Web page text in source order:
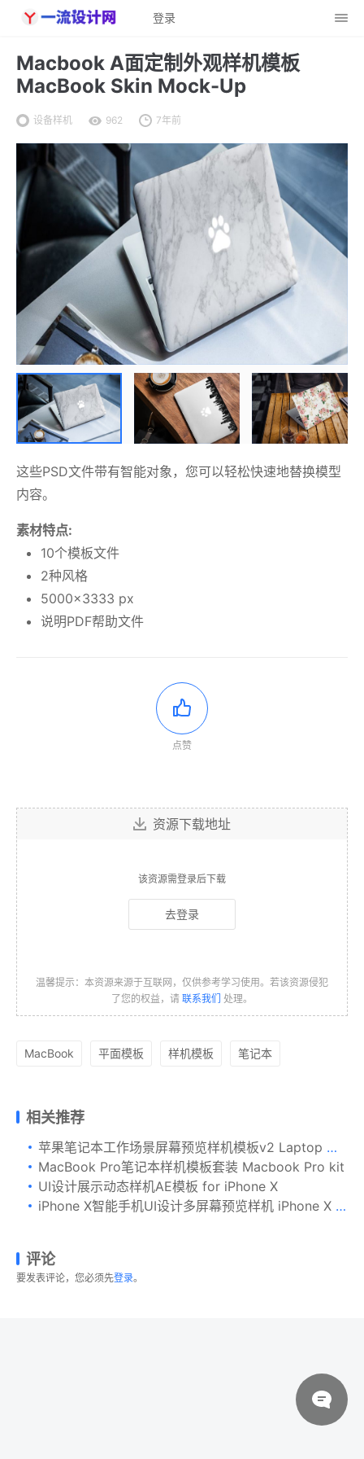
登录
Macbook A面定制外观样机模板
MacBook Skin Mock-Up
设备样机 962 7年前
这些PSD文件带有智能对象，您可以轻松快速地替换模型
内容。
素材特点:
10个模板文件
2种风格
5000×3333 px
说明PDF帮助文件
点赞
资源下载地址
该资源需登录后下载
去登录
温馨提示：本资源来源于互联网，仅供参考学习使用。若该资源侵犯
了您的权益，请 联系我们 处理。
MacBook 平面模板 样机模板 笔记本
相关推荐
苹果笔记本工作场景屏幕预览样机模板v2 Laptop Mockups vol02
MacBook Pro笔记本样机模板套装 Macbook Pro kit
UI设计展示动态样机AE模板 for iPhone X
iPhone X智能手机UI设计多屏幕预览样机 iPhone X Mockup 03
评论
要发表评论，您必须先登录。